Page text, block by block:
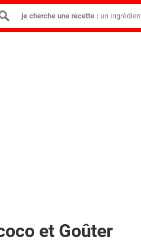
je cherche une recette : un
et Goûter